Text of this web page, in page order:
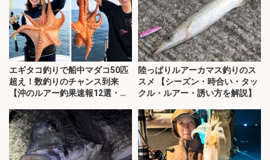
エギタコ釣りで船中マダコ50匹
超え！数釣りのチャンス到来
【沖のルアー釣果速報12選・愛
陸っぱりルアーカマス釣りのス
スメ 【シーズン・時合い・タッ
クル・ルアー・誘い方を解説】